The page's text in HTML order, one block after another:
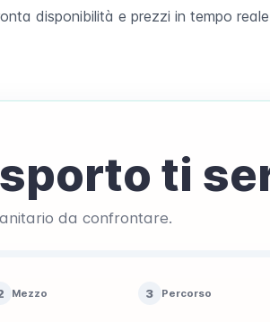
disponibilità e prezzi in tempo
ti
da confrontare.
Mezzo 3 Percorso